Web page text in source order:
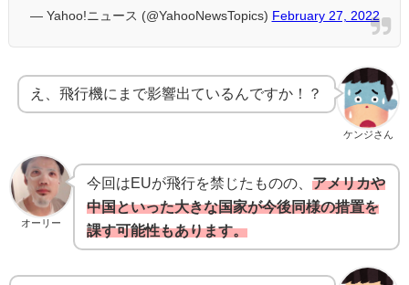
— Yahoo!ニュース (@YahooNewsTopics) February 27, 2022
ケンジさん
え、飛行機にまで影響出ているんですか！？
オーリー
今回はEUが飛行を禁じたものの、 アメリカや
中国といった大きな国家が今後同様の措置を
課す可能性もあります。